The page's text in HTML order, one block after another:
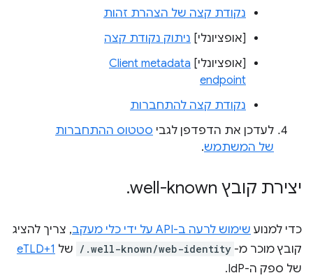
נקודת קצה של הצהרת זהות
[אופציונלי] ניתוק נקודת קצה
[אופציונלי] Client metadata
endpoint
נקודת קצה להתחברות
לעדכן את הדפדפן לגבי סטטוס ההתחברות
של המשתמש.
יצירת קובץ ‎ .well-known
כדי למנוע שימוש לרעה ב-API על ידי כלי מעקב
, צריך להציג
קובץ מוכר מ- /.well-known/web-identity של eTLD+1
של ספק ה-IdP.